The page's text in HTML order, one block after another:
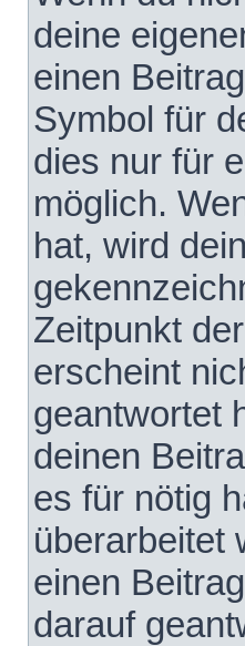
deine
einen
Symbol für
dies nur für
möglich.
hat, wird
Zeitpunkt
erscheint
geantwortet
deinen
es für nötig
überarbeitet
einen
darauf